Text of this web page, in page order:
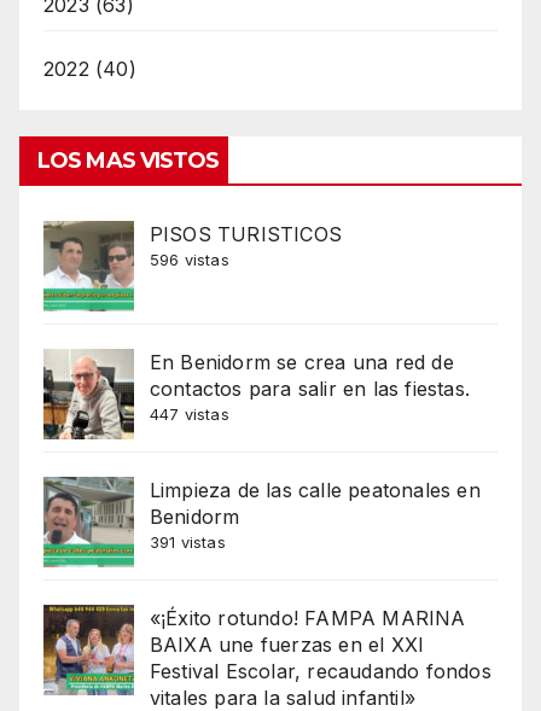
2022 (40)
LOS MAS VISTOS
PISOS TURISTICOS
596 vistas
En Benidorm se crea una red de
contactos para salir en las fiestas.
447 vistas
Limpieza de las calle peatonales en
Benidorm
391 vistas
«¡Éxito rotundo! FAMPA MARINA
BAIXA une fuerzas en el XXI
Festival Escolar, recaudando fondos
vitales para la salud infantil»